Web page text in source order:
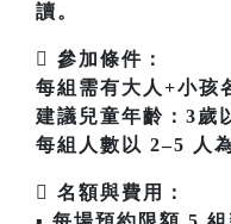
讀。
 參加條件：
每組需有大人+小孩
建議兒童年齡：3歲
每組人數以 2–5 人
 名額與費用：